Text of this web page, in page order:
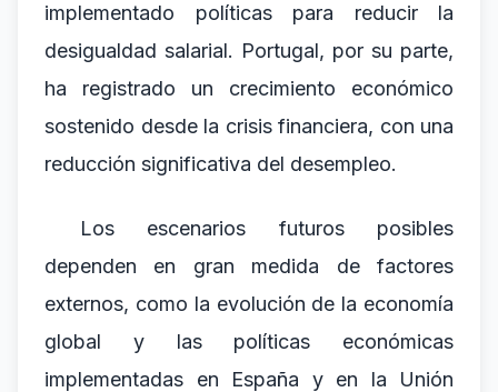
implementado políticas para reducir la
desigualdad salarial. Portugal, por su parte,
ha registrado un crecimiento económico
sostenido desde la crisis financiera, con una
reducción significativa del desempleo.
Los escenarios futuros posibles
dependen en gran medida de factores
externos, como la evolución de la economía
global y las políticas económicas
implementadas en España y en la Unión